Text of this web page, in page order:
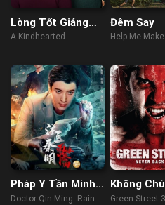
Lòng Tốt Giáng
Sinh
A Kindhearted
Đêm Say
Help Me
(2017)
Pháp Y Tần Minh:
Bản Hoà Tấu
Doctor Qin Ming: Rain
Không
3
Green Street